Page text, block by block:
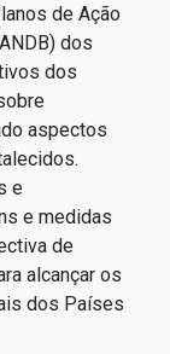
de Ação
dos
dos
aspectos
e
e medidas
de
alcançar os
dos Países